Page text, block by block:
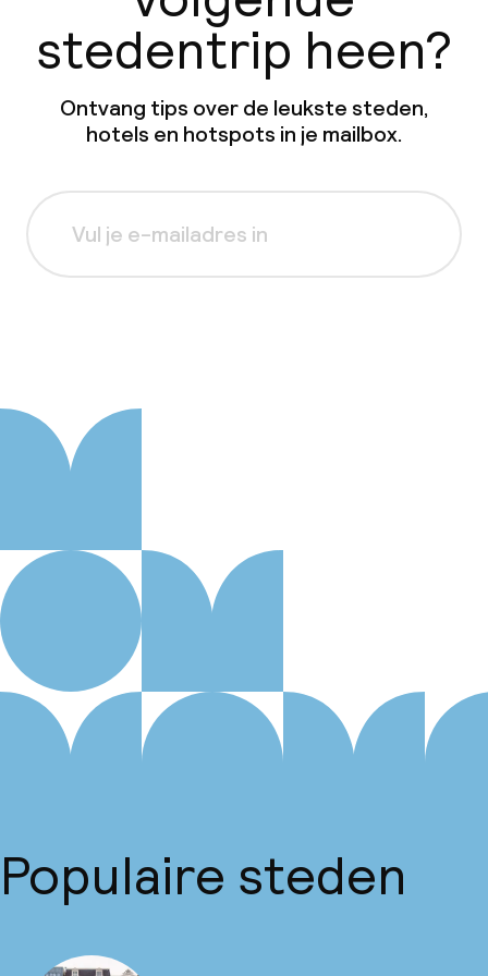
stedentrip heen?
Ontvang tips over de leukste steden,
hotels en hotspots in je mailbox.
Populaire steden